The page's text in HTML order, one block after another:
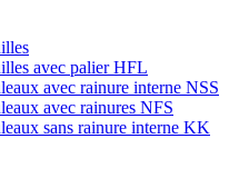
avec palier HFL
avec rainure interne NSS
avec rainures NFS
sans rainure interne KK